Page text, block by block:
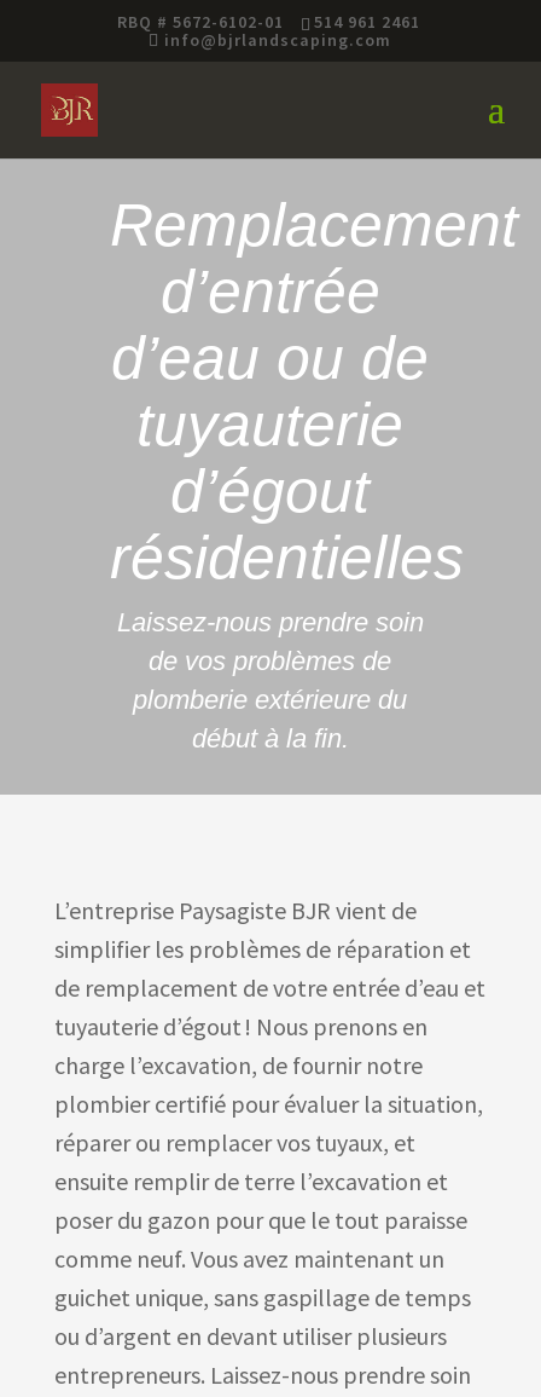
RBQ # 5672-6102-01
514 961 2461
info@bjrlandscaping.com
Remplacement
d’entrée
d’eau ou de
tuyauterie
d’égout
résidentielles
Laissez-nous prendre soin
de vos problèmes de
plomberie extérieure du
début à la fin.
L’entreprise Paysagiste BJR vient de
simplifier les problèmes de réparation et
de remplacement de votre entrée d’eau et
tuyauterie d’égout ! Nous prenons en
charge l’excavation, de fournir notre
plombier certifié pour évaluer la situation,
réparer ou remplacer vos tuyaux, et
ensuite remplir de terre l’excavation et
poser du gazon pour que le tout paraisse
comme neuf. Vous avez maintenant un
guichet unique, sans gaspillage de temps
ou d’argent en devant utiliser plusieurs
entrepreneurs. Laissez-nous prendre soin